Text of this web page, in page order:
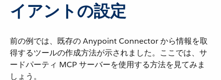
イアントの設定
前の例では、既存の Anypoint Connector から情報を取
得するツールの作成方法が示されました。ここでは、サ
ードパーティ MCP サーバーを使用する方法を見てみま
しょう。